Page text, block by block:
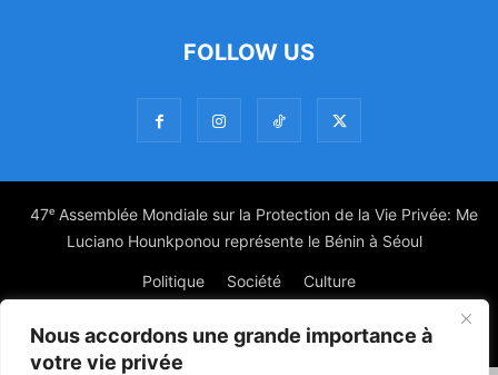
Nous accordons une grande importance à
votre vie privée
FOLLOW US
47ᵉ Assemblée Mondiale sur la Protection de la Vie Privée: Me
Luciano Hounkponou représente le Bénin à Séoul
Politique Société Culture
© Powered by digitXplus Francophone